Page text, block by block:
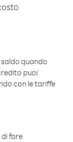
quando
puoi
con le tariffe
fare